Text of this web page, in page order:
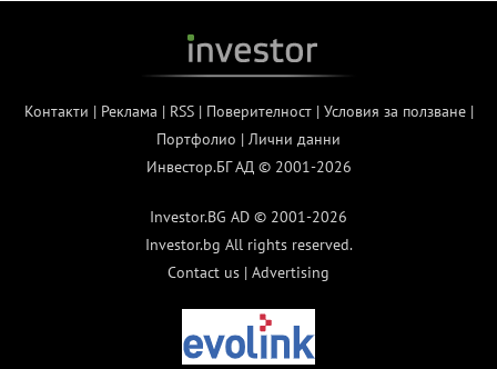
Контакти | Реклама | RSS| Поверителност| Условия за ползване|
Портфолио | Лични данни
Инвестор.БГ АД © 2001-2026
Investor.BG AD © 2001-2026
Investor.bg All rights reserved.
Contact us | Advertising